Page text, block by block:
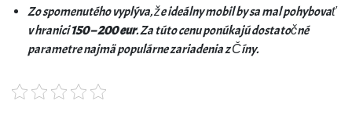
Zo spomenutého vyplýva, že ideálny mobil by sa mal pohybovať
v hranici150 – 200 eur. Za túto cenu ponúkajú dostatočné
parametre najmä populárne zariadenia z Číny.